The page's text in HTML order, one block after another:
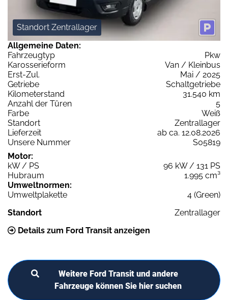
Standort Zentrallager
Allgemeine Daten:
Fahrzeugtyp
Pkw
Karosserieform
Van / Kleinbus
Erst-Zul.
Mai / 2025
Getriebe
Schaltgetriebe
Kilometerstand
31.540 km
Anzahl der Türen
5
Farbe
Weiß
Standort
Zentrallager
Lieferzeit
ab ca. 12.08.2026
Unsere Nummer
S05819
Motor:
kW / PS
96 kW / 131 PS
Hubraum
1.995 cm³
Umweltnormen:
Umweltplakette
4 (Green)
Standort
Zentrallager
Details zum Ford Transit anzeigen
Weitere Ford Transit und andere
Fahrzeuge können Sie hier suchen